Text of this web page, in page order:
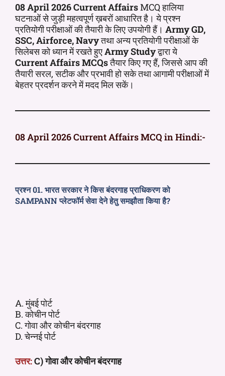
08 April 2026 Current AffairsMCQ हालिया
घटनाओं से जुड़ी महत्वपूर्ण ख़बरों आधारित है। ये प्रश्न
प्रतियोगी परीक्षाओं की तैयारी के लिए उपयोगी हैं। Army GD,
SSC, Airforce, Navyतथा अन्य प्रतियोगी परीक्षाओं के
सिलेबस को ध्यान में रखते हुएArmy Studyद्वारा ये
Current Affairs MCQsतैयार किए गए हैं, जिससे आप की
तैयारी सरल, सटीक और प्रभावी हो सके तथा आगामी परीक्षाओं में
बेहतर प्रदर्शन करने में मदद मिल सकें।
08 April 2026 Current Affairs MCQ in Hindi:-
प्रश्न 01. भारत सरकार ने किस बंदरगाह प्राधिकरण को
SAMPANN प्लेटफॉर्म सेवा देने हेतु समझौता किया है?
A. मुंबई पोर्ट
B. कोचीन पोर्ट
C. गोवा और कोचीन बंदरगाह
D. चेन्नई पोर्ट
उत्तर:C) गोवा और कोचीन बंदरगाह